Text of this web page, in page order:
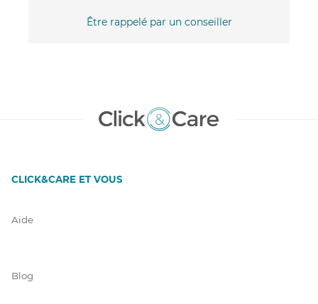
Être rappelé par un conseiller
CLICK&CARE ET VOUS
Aide
Blog